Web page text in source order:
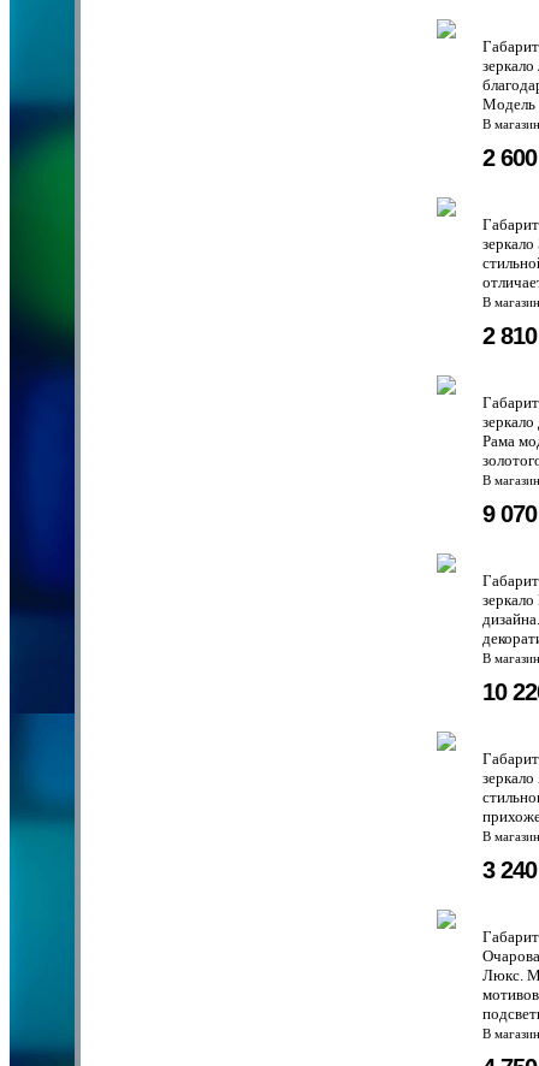
Модель
В
2
В
2
Рама
В
9
В
10
В
3
Люкс.
В